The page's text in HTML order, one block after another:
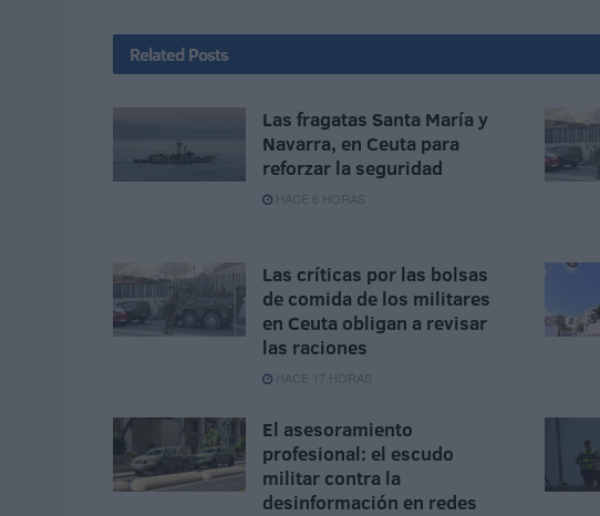
Related Posts
Las fragatas Santa María y
Navarra, en Ceuta para
reforzar la seguridad
HACE 6 HORAS
Las críticas por las bolsas
de comida de los militares
en Ceuta obligan a revisar
las raciones
HACE 17 HORAS
El asesoramiento
profesional: el escudo
militar contra la
desinformación en redes